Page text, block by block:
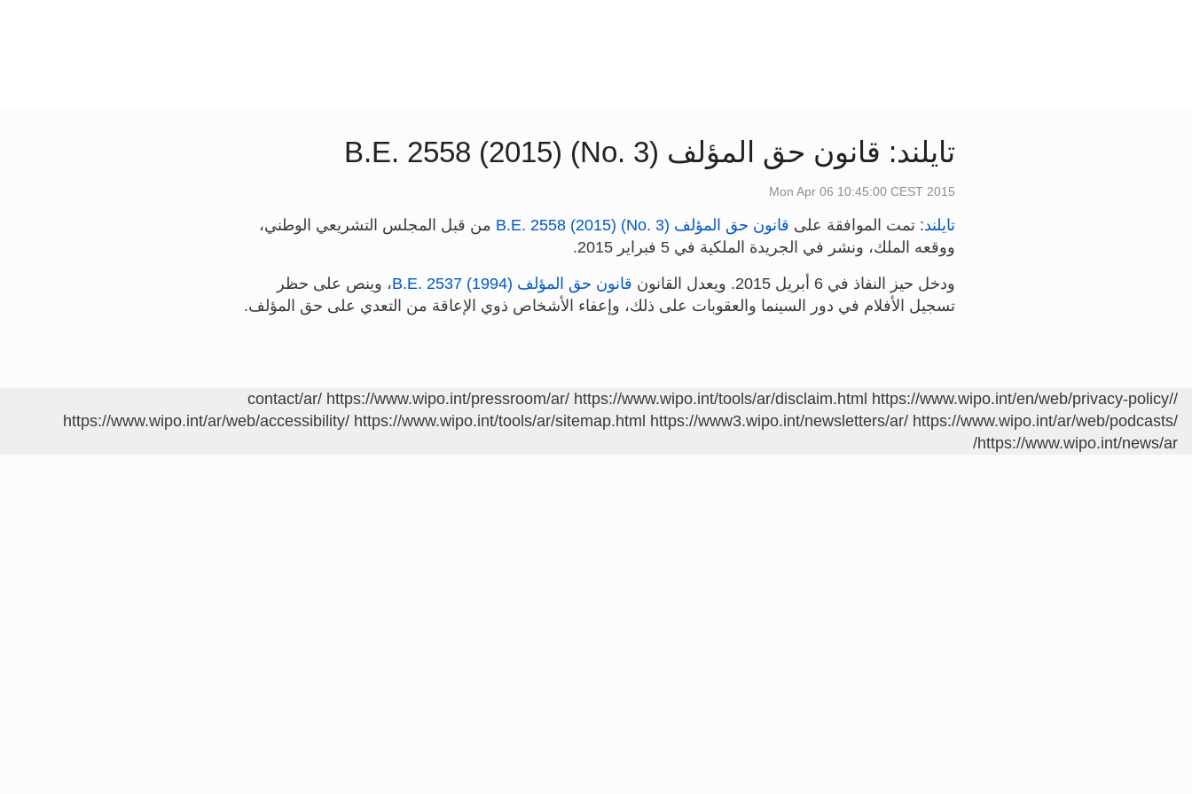
تايلند: قانون حق المؤلف (No. 3) B.E. 2558 (2015)
Mon Apr 06 10:45:00 CEST 2015
تايلند: تمت الموافقة على قانون حق المؤلف (No. 3) B.E. 2558 (2015)
من قبل المجلس التشريعي الوطني،
ووقعه الملك، ونشر في الجريدة الملكية في 5 فبراير 2015.
ودخل حيز النفاذ في 6 أبريل 2015. ويعدل القانون قانون حق المؤلف (1994) B.E. 2537
، وينص على حظر
تسجيل الأفلام في دور السينما والعقوبات على ذلك، وإعفاء الأشخاص ذوي الإعاقة من التعدي على حق المؤلف.
/contact/ar/
https://www.wipo.int/pressroom/ar/ https://www.wipo.int/tools/ar/disclaim.html https://www.wipo.int/en/web/privacy-policy/
https://www.wipo.int/ar/web/accessibility/ https://www.wipo.int/tools/ar/sitemap.html https://www3.wipo.int/newsletters/ar/ https://www.wipo.int/ar/web/podcasts/
https://www.wipo.int/news/ar/